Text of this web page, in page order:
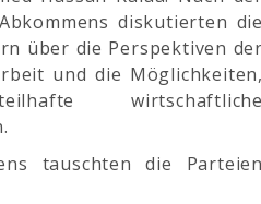
diskutierten
über die Perspektiven
und die
tauschten die